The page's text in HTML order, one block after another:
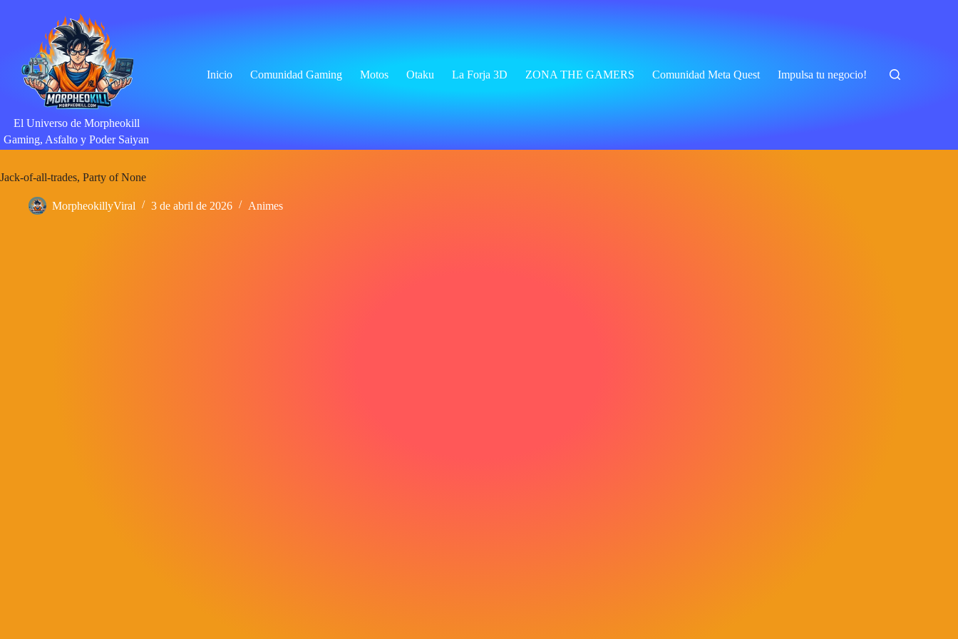
El Universo de Morpheokill
Gaming, Asfalto y Poder Saiyan
Inicio Comunidad Gaming Motos Otaku La Forja 3D ZONA THE GAMERS Comunidad Meta Quest Impulsa tu negocio!
Jack-of-all-trades, Party of None
MorpheokillyViral 3 de abril de 2026 Animes